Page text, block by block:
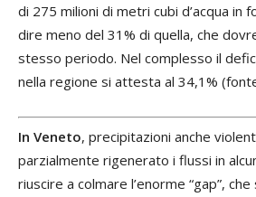
di 275 milioni di metri cubi d’acqua in
dire meno del 31% di quella, che
stesso periodo. Nel complesso il
nella regione si attesta al 34,1%
In Veneto, precipitazioni anche
parzialmente rigenerato i flussi in
riuscire a colmare l’enorme “gap”,